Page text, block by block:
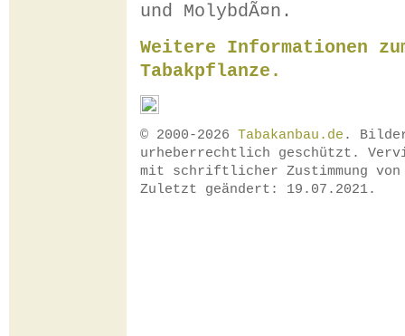
und MolybdÃ¤n.
Weitere Informationen
Tabakpflanze.
© 2000-2026 Tabakanbau.de .
urheberrechtlich geschützt.
mit schriftlicher Zustimmung
Zuletzt geändert: 19.07.2021.